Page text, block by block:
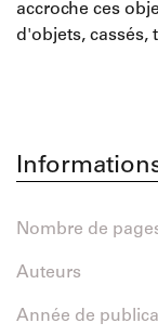
accroche ces
d'objets, cassés,
Nombre de
Auteurs
Année de